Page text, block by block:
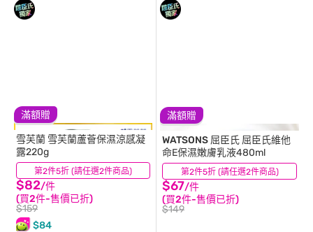
滿額贈
第2件5折 (請任選2件商品)
雪芙蘭 雪芙蘭蘆薈保濕涼感凝
露220g
$82/件
(買2件-售價已折)
$159
$84
(12)
滿額贈
第2件5折 (請任選2件商品)
WATSONS 屈臣氏 屈臣氏維他
命E保濕嫩膚乳液480ml
$67/件
(買2件-售價已折)
$149
(79)